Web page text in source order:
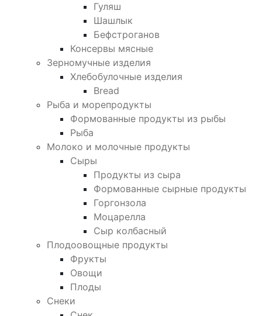
Гуляш
Шашлык
Бефстроганов
Консервы мясные
Зерномучные изделия
Хлебобулочные изделия
Bread
Рыба и морепродукты
Формованные продукты из рыбы
Рыба
Молоко и молочные продукты
Сыры
Продукты из сыра
Формованные сырные продукты
Горгонзола
Моцарелла
Сыр колбасный
Плодоовощные продукты
Фрукты
Овощи
Плоды
Снеки